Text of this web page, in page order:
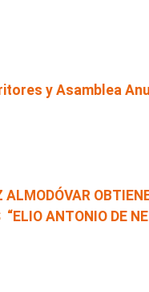
y Asamblea
ALMODÓVAR
ANTONIO DE